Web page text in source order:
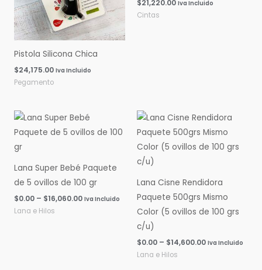
Pistola Silicona Chica
$24,175.00 Iva Incluido
Pegamento
$21,220.00 Iva Incluido
Cintas
Lana Super Bebé Paquete
de 5 ovillos de 100 gr
$0.00 – $16,060.00
Rango
de
precios:
$16,060.00
Iva Incluido
Lana e Hilos
Lana Cisne Rendidora
Paquete 500grs Mismo
Color (5 ovillos de 100 grs
c/u)
$0.00 – $14,600.00
Rango
de
precios:
desde
$0.00
Iva Incluido
Lana e Hilos